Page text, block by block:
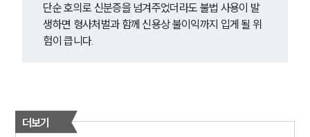
단순 호의로 신분증을 넘겨주었더라도 불법 사용이 발
생하면 형사처벌과 함께 신용상 불이익까지 입게 될 위
험이 큽니다.
더보기